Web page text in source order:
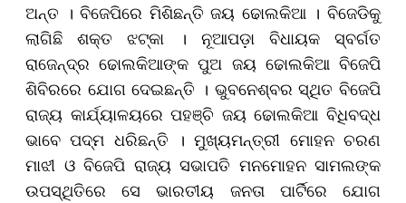
ଅନ୍ତ । ବିଜେପିରେ ମିଶିଛନ୍ତି ଜୟ ଢୋଲକିଆ । ବିଜେଡିକୁ
ଲାଗିଛି ଶକ୍ତ ଝଟ୍‌କା । ନୂଆପଡ଼ା ବିଧାୟକ ସ୍ବର୍ଗତ
ରାଜେନ୍ଦ୍ର ଢୋଲକିଆଙ୍କ ପୁଅ ଜୟ ଢୋଲକିଆ ବିଜେପି
ଶିବିରରେ ଯୋଗ ଦେଇଛନ୍ତି । ଭୁବନେଶ୍ବର ସ୍ଥିତ ବିଜେପି
ରାଜ୍ୟ କାର୍ଯ୍ୟାଳୟରେ ପହଞ୍ଚି ଜୟ ଢୋଲକିଆ ବିଧିବଦ୍ଧ
ଭାବେ ପଦ୍ମ ଧରିଛନ୍ତି । ମୁଖ୍ୟମନ୍ତ୍ରୀ ମୋହନ ଚରଣ
ମାଝୀ ଓ ବିଜେପି ରାଜ୍ୟ ସଭାପତି ମନମୋହନ ସାମଲଙ୍କ
ଉପସ୍ଥିତିରେ ସେ ଭାରତୀୟ ଜନତା ପାର୍ଟିରେ ଯୋଗ